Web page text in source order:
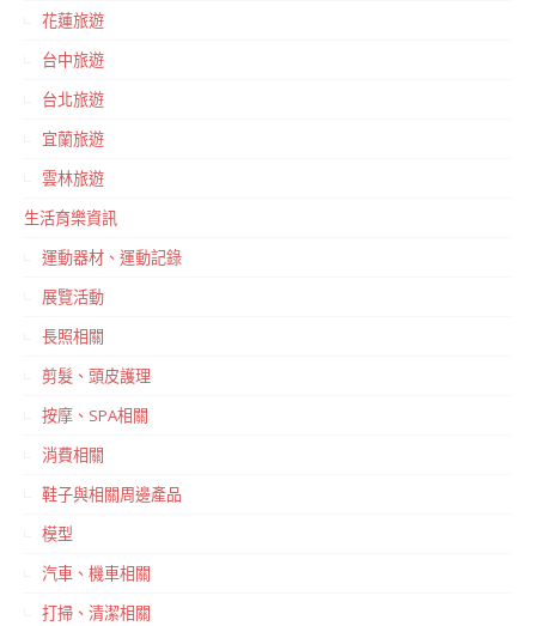
花蓮旅遊
台中旅遊
台北旅遊
宜蘭旅遊
雲林旅遊
生活育樂資訊
運動器材、運動記錄
展覽活動
長照相關
剪髮、頭皮護理
按摩、SPA相關
消費相關
鞋子與相關周邊產品
模型
汽車、機車相關
打掃、清潔相關